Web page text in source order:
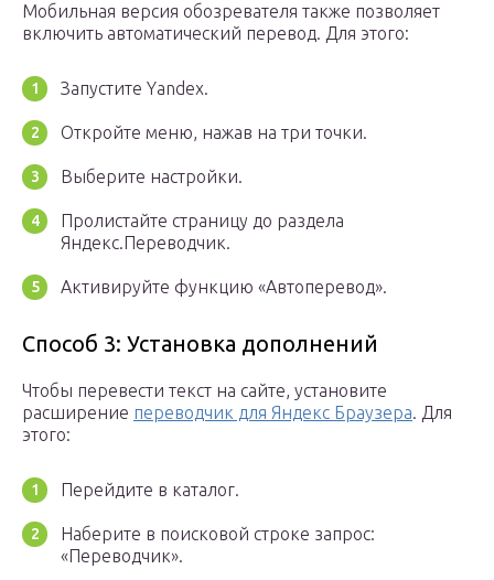
Мобильная версия обозревателя также позволяет
включить автоматический перевод. Для этого:
Запустите Yandex.
Откройте меню, нажав на три точки.
Выберите настройки.
Пролистайте страницу до раздела
Яндекс.Переводчик.
Активируйте функцию «Автоперевод».
Способ 3: Установка дополнений
Чтобы перевести текст на сайте, установите
расширение переводчик для Яндекс Браузера. Для
этого:
Перейдите в каталог.
Наберите в поисковой строке запрос:
«Переводчик».